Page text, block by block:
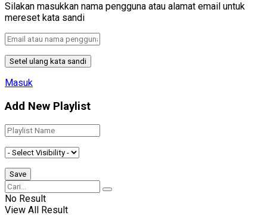
Silakan masukkan nama pengguna atau alamat email untuk
mereset kata sandi
Masuk
Add New Playlist
No Result
View All Result